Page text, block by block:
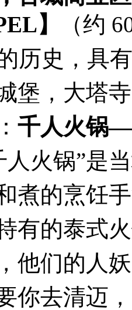
】
（约
历史，具
堡，大塔
千人火锅
人火锅”是
煮的烹饪
有的泰式
他们的人
你去清迈